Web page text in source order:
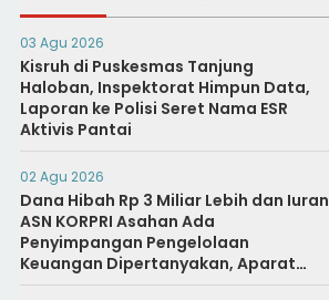
03 Agu 2026
Kisruh di Puskesmas Tanjung
Haloban, Inspektorat Himpun Data,
Laporan ke Polisi Seret Nama ESR
Aktivis Pantai
02 Agu 2026
Dana Hibah Rp 3 Miliar Lebih dan Iuran
ASN KORPRI Asahan Ada
Penyimpangan Pengelolaan
Keuangan Dipertanyakan, Aparat
Diminta Segera Usut